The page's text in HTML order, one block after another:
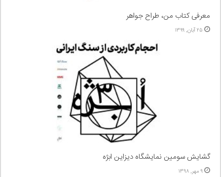
معرفی کتاب من، طراح جواهر
۲۵ آبان, ۱۳۹۹
گشایش سومین نمایشگاه دیزاین ابژه
۹ مهر, ۱۳۹۸